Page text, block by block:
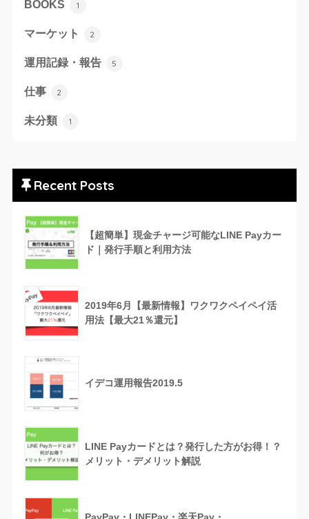
BOOKS 1
マーケット 2
運用記録・報告 5
仕事 2
未分類 1
Recent Posts
【超簡単】現金チャージ可能なLINE Payカー
ド｜発行手順と利用方法
2019年6月【最新情報】ワクワクペイペイ活
用法【最大21％還元】
イデコ運用報告2019.5
LINE Payカードとは？発行した方がお得！？
メリット・デメリット解説
PayPay・LINEPay・楽天Pay・